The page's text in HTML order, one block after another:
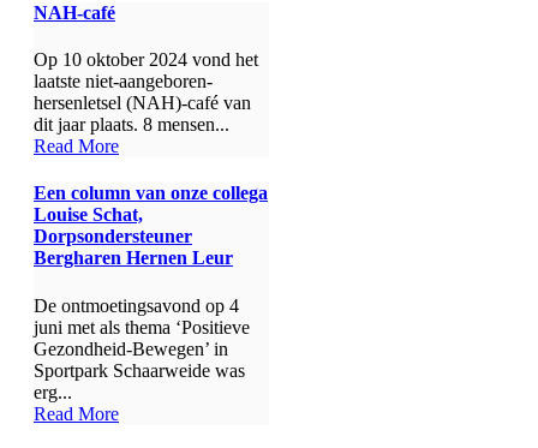
NAH-café
Op 10 oktober 2024 vond het
laatste niet-aangeboren-
hersenletsel (NAH)-café van
dit jaar plaats. 8 mensen...
Read More
Een column van onze collega
Louise Schat,
Dorpsondersteuner
Bergharen Hernen Leur
De ontmoetingsavond op 4
juni met als thema ‘Positieve
Gezondheid-Bewegen’ in
Sportpark Schaarweide was
erg...
Read More